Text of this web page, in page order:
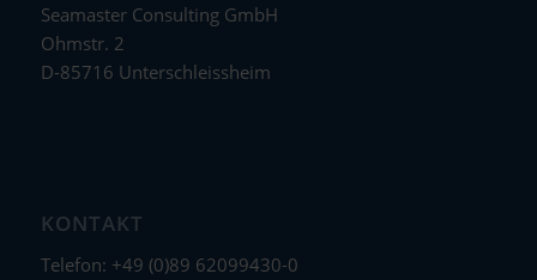
Seamaster Consulting GmbH
Ohmstr. 2
D-85716 Unterschleissheim
KONTAKT
Telefon: +49 (0)89 62099430-0